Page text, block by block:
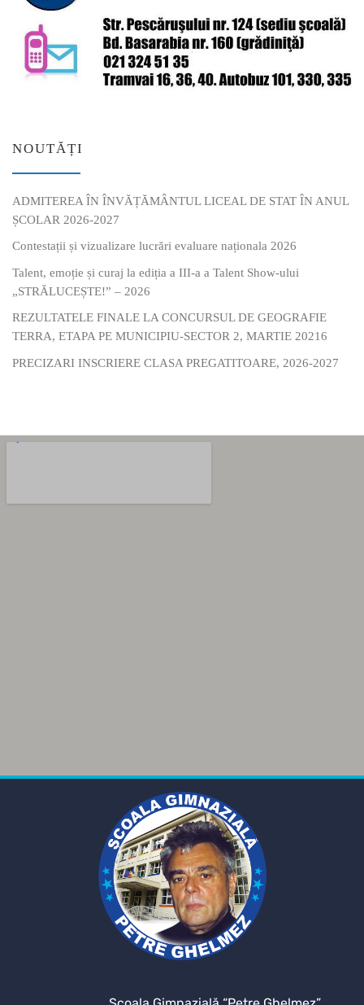
NOUTĂȚI
ADMITEREA ÎN ÎNVĂȚĂMÂNTUL LICEAL DE STAT ÎN ANUL
ȘCOLAR 2026-2027
Contestații și vizualizare lucrări evaluare naționala 2026
Talent, emoție și curaj la ediția a III-a a Talent Show-ului
„STRĂLUCEȘTE!” – 2026
REZULTATELE FINALE LA CONCURSUL DE GEOGRAFIE
TERRA, ETAPA PE MUNICIPIU-SECTOR 2, MARTIE 20216
PRECIZARI INSCRIERE CLASA PREGATITOARE, 2026-2027